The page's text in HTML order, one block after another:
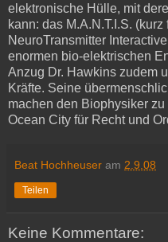
elektronische Hülle, mit
kann: das M.A.N.T.I.S.
NeuroTransmitter
enormen bio-elektrischen
Anzug Dr. Hawkins zudem
Kräfte. Seine
machen den Biophysiker
Ocean City für Recht und
Beat Hochheuser am 2.9.08
Teilen
Keine Kommentare: